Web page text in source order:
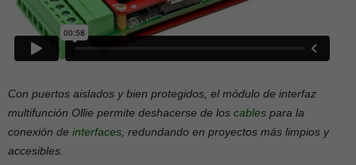
Con puertos aislados y bien protegidos, el módulo de interfaz
multifunción Ollie permite deshacerse de los cables para la
conexión de interfaces, redundando en proyectos más limpios y
accesibles.